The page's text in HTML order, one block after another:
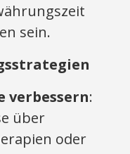
sein.
verbessern:
über
oder